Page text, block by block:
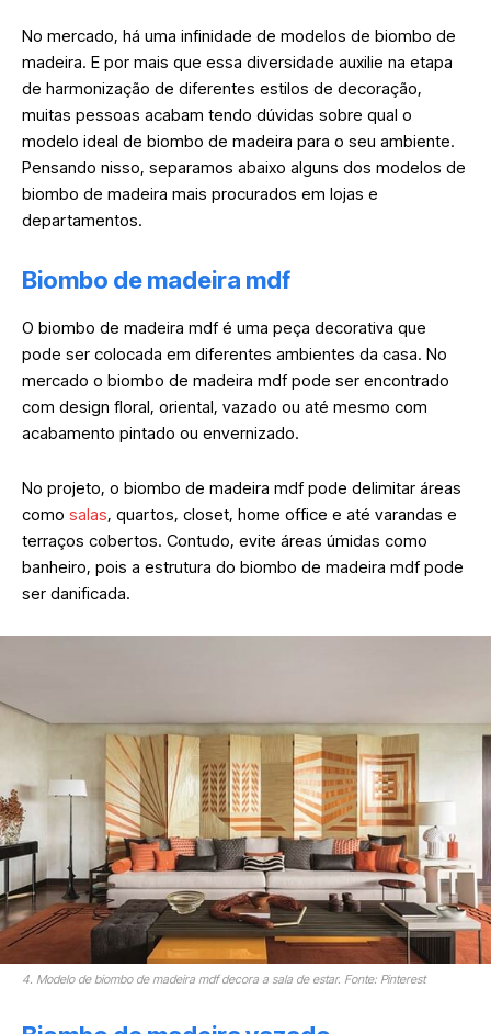
No mercado, há uma infinidade de modelos de biombo de
madeira. E por mais que essa diversidade auxilie na etapa
de harmonização de diferentes estilos de decoração,
muitas pessoas acabam tendo dúvidas sobre qual o
modelo ideal de biombo de madeira para o seu ambiente.
Pensando nisso, separamos abaixo alguns dos modelos de
biombo de madeira mais procurados em lojas e
departamentos.
Biombo de madeira mdf
O biombo de madeira mdf é uma peça decorativa que
pode ser colocada em diferentes ambientes da casa. No
mercado o biombo de madeira mdf pode ser encontrado
com design floral, oriental, vazado ou até mesmo com
acabamento pintado ou envernizado.
No projeto, o biombo de madeira mdf pode delimitar áreas
como salas, quartos, closet, home office e até varandas e
terraços cobertos. Contudo, evite áreas úmidas como
banheiro, pois a estrutura do biombo de madeira mdf pode
ser danificada.
4. Modelo de biombo de madeira mdf decora a sala de estar. Fonte: Pinterest